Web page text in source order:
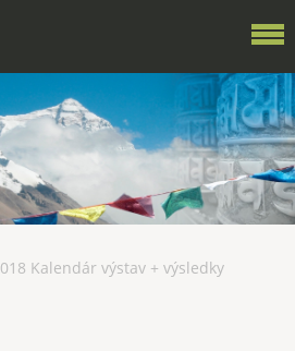
Kalendár výstav + výsledky